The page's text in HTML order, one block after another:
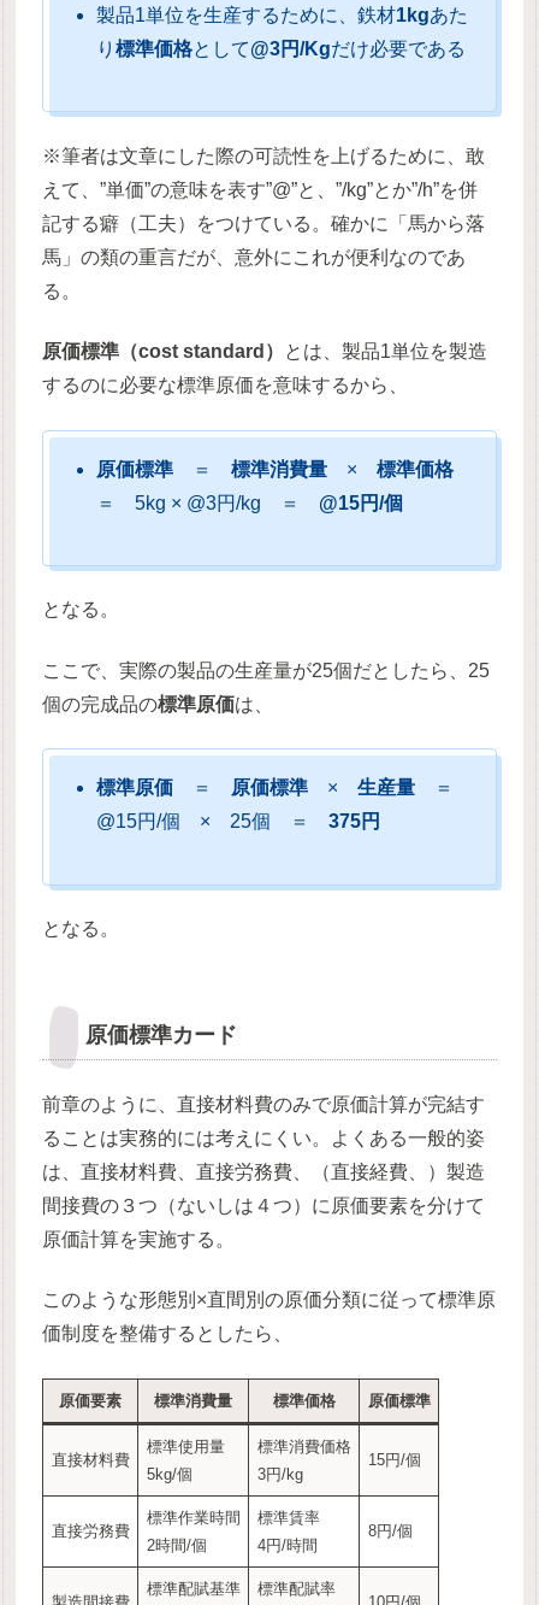
製品1単位を生産するために、鉄材1kgあた
り標準価格として@3円/Kgだけ必要である
※筆者は文章にした際の可読性を上げるために、敢
えて、”単価”の意味を表す”@”と、”/kg”とか”/h”を併
記する癖（工夫）をつけている。確かに「馬から落
馬」の類の重言だが、意外にこれが便利なのであ
る。
原価標準（cost standard）
とは、製品1単位を製造
するのに必要な標準原価を意味するから、
原価標準 ＝標準消費量 ×標準価格
＝ 5kg × @3円/kg ＝ @15円/個
となる。
ここで、実際の製品の生産量が25個だとしたら、25
個の完成品の標準原価は、
標準原価 ＝ 原価標準 ×生産量 ＝
@15円/個 × 25個 ＝375円
となる。
原価標準カード
前章のように、直接材料費のみで原価計算が完結す
ることは実務的には考えにくい。よくある一般的姿
は、直接材料費、直接労務費、（直接経費、）製造
間接費の３つ（ないしは４つ）に原価要素を分けて
原価計算を実施する。
このような形態別×直間別の原価分類に従って標準原
価制度を整備するとしたら、
原価要素 標準消費量 標準価格 原価標準
直接材料費
標準使用量
5kg/個
標準消費価格
3円/kg
15円/個
直接労務費
標準作業時間
2時間/個
標準賃率
4円/時間
8円/個
標準配賦基準 標準配賦率